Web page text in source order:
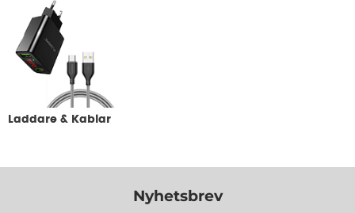
Laddare & Kablar
Nyhetsbrev